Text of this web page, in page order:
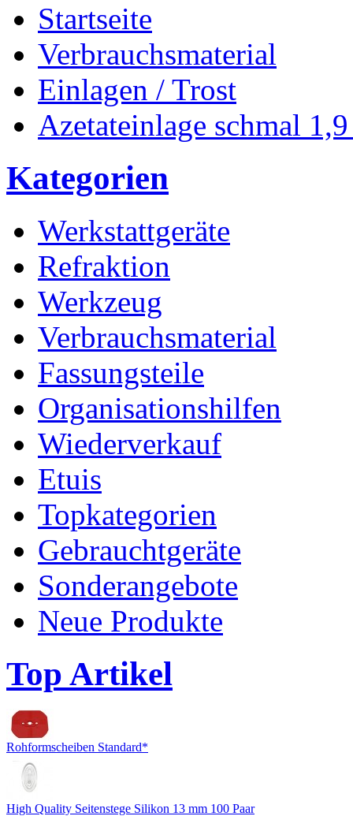
Startseite
Verbrauchsmaterial
Einlagen / Trost
Azetateinlage schmal
Kategorien
Werkstattgeräte
Refraktion
Werkzeug
Verbrauchsmaterial
Fassungsteile
Organisationshilfen
Wiederverkauf
Etuis
Topkategorien
Gebrauchtgeräte
Sonderangebote
Neue Produkte
Top Artikel
Rohformscheiben Standard*
High Quality Seitenstege Silikon 13 mm 100 Paar